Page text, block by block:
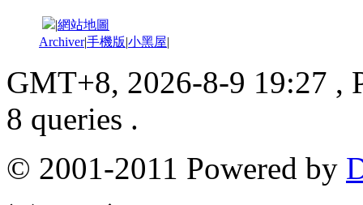
|網站地圖
Archiver|手機版|小黑屋|
GMT+8, 2026-8-9 19:27 ,
8 queries .
© 2001-2011 Powered by